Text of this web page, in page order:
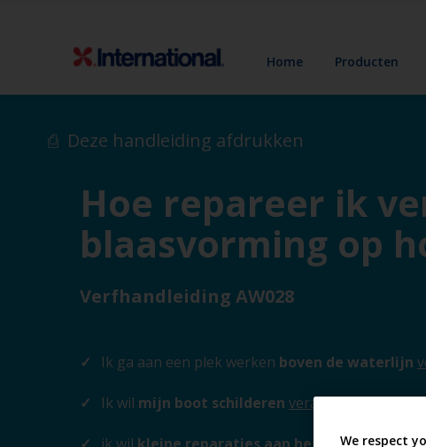
Home Producten
Deze handleiding afdrukken
Hoe repareer ik
blaasvorming op
Verfhandleiding AW028
Ik ga aan een plek werken boven de waterlijn
Ik wil mijn boot schilderen verander
We respect